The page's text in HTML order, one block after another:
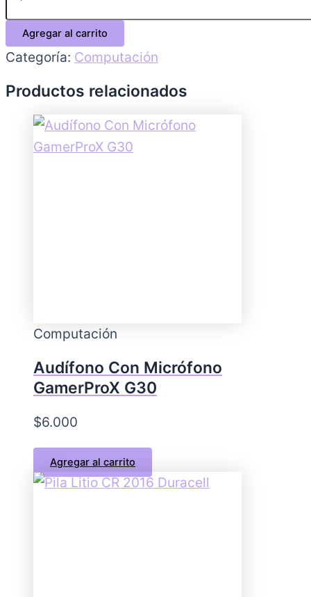
Agregar al carrito
Categoría: Computación
Productos relacionados
Computación
Audífono Con Micrófono
GamerProX G30
$6.000
Agregar al carrito